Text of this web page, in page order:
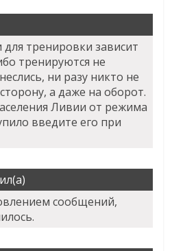
для тренировки зависит
тренируются не
ни разу никто не
а даже на оборот.
Ливии от режима
введите его при
сообщений,